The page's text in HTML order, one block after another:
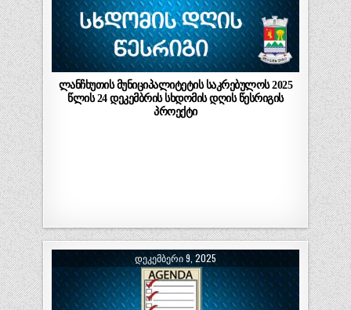
ლანჩხუთის მუნიციპალიტეტის საკრებულოს 2025
წლის 24 დეკემბრის სხდომის დღის წესრიგის
პროექტი
ᲓᲔᲙᲔᲛᲑᲔᲠᲘ 9, 2025